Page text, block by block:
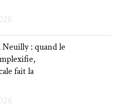
: quand le
fait la